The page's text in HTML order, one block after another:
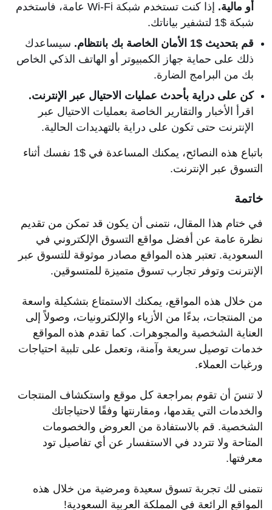
أو مالية.
إذا كنت تستخدم شبكة Wi-Fi عامة، فاستخدم
شبكة $1 لتشفير بياناتك.
قم بتحديث $1 الأمان الخاصة بك بانتظام.
سيساعدك
ذلك على حماية جهاز الكمبيوتر أو الهاتف الذكي الخاص
بك من البرامج الضارة.
كن على دراية بأحدث عمليات الاحتيال عبر الإنترنت.
اقرأ الأخبار والتقارير الخاصة بعمليات الاحتيال عبر
الإنترنت حتى تكون على دراية بالتهديدات الحالية.
باتباع هذه النصائح، يمكنك المساعدة في $1 نفسك أثناء
التسوق عبر الإنترنت.
خاتمة
في ختام هذا المقال، نتمنى أن يكون قد تمكن من تقديم
نظرة عامة عن أفضل مواقع التسوق الإلكتروني في
السعودية. تعتبر هذه المواقع مصادر موثوقة للتسوق عبر
الإنترنت وتوفر تجارب تسوق متميزة للمتسوقين.
من خلال هذه المواقع، يمكنك الاستمتاع بتشكيلة واسعة
من المنتجات، بدءًا من الأزياء والإلكترونيات، وصولاً إلى
العناية الشخصية والمجوهرات. كما تقدم هذه المواقع
خدمات توصيل سريعة وآمنة، وتعمل على تلبية احتياجات
ورغبات العملاء.
لا تنسَ أن تقوم بمراجعة كل موقع واستكشاف المنتجات
والخدمات التي يقدمها، ومقارنتها وفقًا لاحتياجاتك
الشخصية. قم بالاستفادة من العروض والخصومات
المتاحة ولا تتردد في الاستفسار عن أي تفاصيل تود
معرفتها.
نتمنى لك تجربة تسوق سعيدة ومرضية من خلال هذه
المواقع الرائعة في المملكة العربية السعودية!